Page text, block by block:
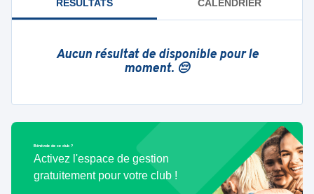
RÉSULTATS CALENDRIER
Aucun résultat de disponible pour le
moment. 😔
Bénévole de ce club ?
Activez l'espace de gestion
gratuitement pour votre club !